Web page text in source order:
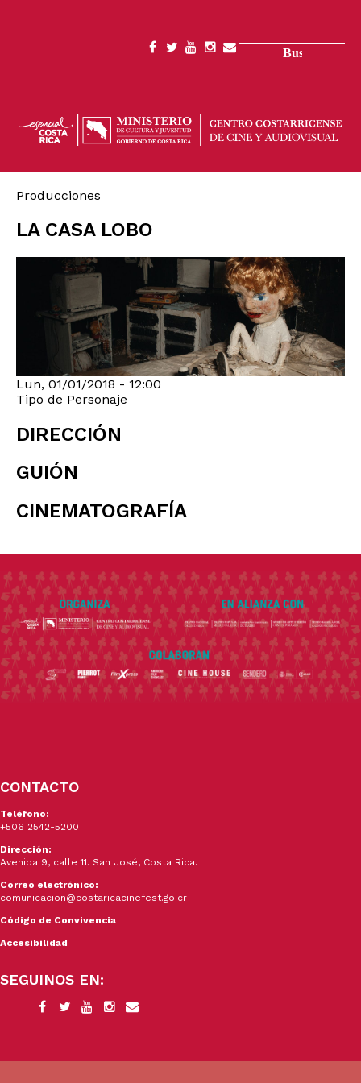
SOCIAL
Producciones
LA CASA LOBO
Lun, 01/01/2018 - 12:00
Tipo de Personaje
DIRECCIÓN
GUIÓN
CINEMATOGRAFÍA
CONTACTO
Teléfono:
+506 2542-5200
Dirección:
Avenida 9, calle 11. San José, Costa Rica.
Correo electrónico:
comunicacion@costaricacinefest.go.cr
Código de Convivencia
Accesibilidad
SEGUINOS EN: